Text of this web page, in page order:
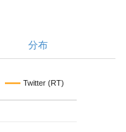
分布
Twitter (RT)